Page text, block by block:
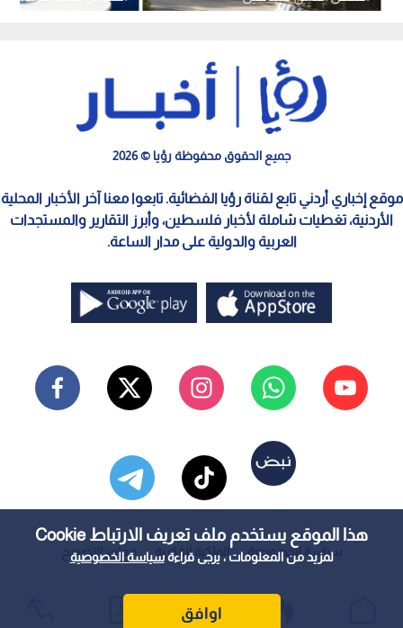
هذا الموقع يستخدم ملف تعريف الارتباط Cookie
لمزيد من المعلومات ، يرجى قراءةسياسة الخصوصية
اوافق
جميع الحقوق محفوظة رؤيا © 2026
موقع إخباري أردني تابع لقناة رؤيا الفضائية. تابعوا معنا آخر الأخبار المحلية
الأردنية، تغطيات شاملة لأخبار فلسطين، وأبرز التقارير والمستجدات
العربية والدولية على مدار الساعة.
سياسة الخصوصية الملكية الفكرية معايير التصحيح